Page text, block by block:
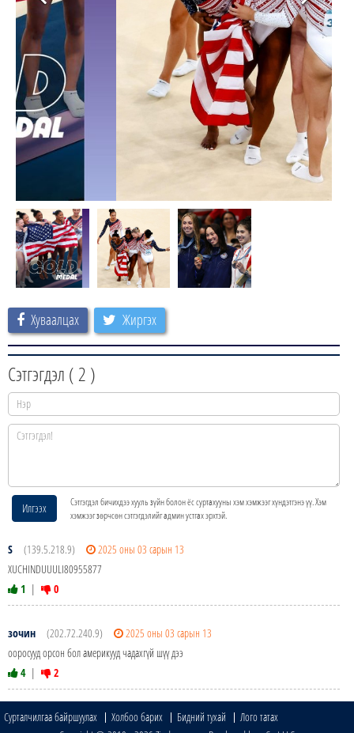
Хуваалцах Жиргэх
Сэтгэгдэл (2 )
Илгээх
Сэтгэгдэл бичихдээ хууль зүйн болон ёс суртахууны хэм хэмжээг хүндэтгэнэ үү. Хэм
хэмжээг зөрчсөн сэтгэгдэлийг админ устгах эрхтэй.
S (139.5.218.9)
2025 оны 03 сарын 13
XUCHINDUUULI80955877
1
0
зочин (202.72.240.9)
2025 оны 03 сарын 13
ооросууд орсон бол америкууд чадахгүй шүү дээ
4
2
Сурталчилгаа байршуулах Холбоо барих Бидний тухай
Лого татах